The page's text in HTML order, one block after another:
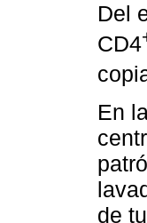
Del
CD4
En
de